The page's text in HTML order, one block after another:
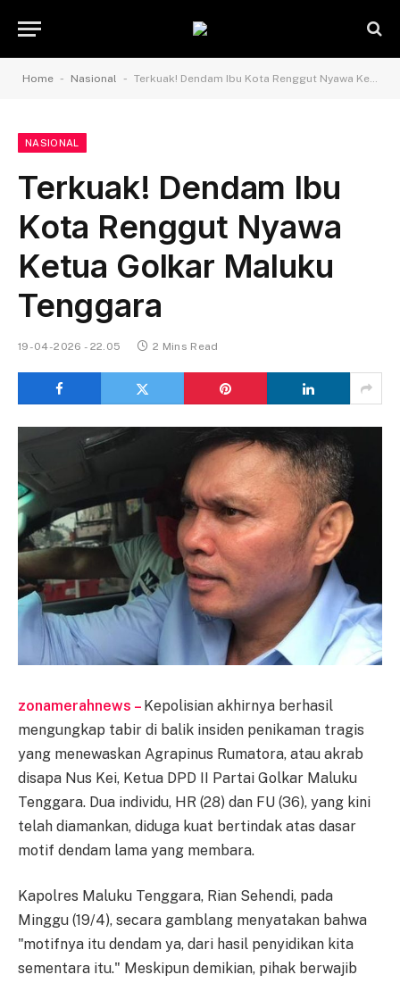
Home - Nasional - Terkuak! Dendam Ibu Kota Renggut Nyawa Ketua Golkar Maluku Tenggara
NASIONAL
Terkuak! Dendam Ibu
Kota Renggut Nyawa
Ketua Golkar Maluku
Tenggara
19-04-2026 - 22.05 2 Mins Read
zonamerahnews – Kepolisian akhirnya berhasil
mengungkap tabir di balik insiden penikaman tragis
yang menewaskan Agrapinus Rumatora, atau akrab
disapa Nus Kei, Ketua DPD II Partai Golkar Maluku
Tenggara. Dua individu, HR (28) dan FU (36), yang kini
telah diamankan, diduga kuat bertindak atas dasar
motif dendam lama yang membara.
Kapolres Maluku Tenggara, Rian Sehendi, pada
Minggu (19/4), secara gamblang menyatakan bahwa
"motifnya itu dendam ya, dari hasil penyidikan kita
sementara itu." Meskipun demikian, pihak berwajib